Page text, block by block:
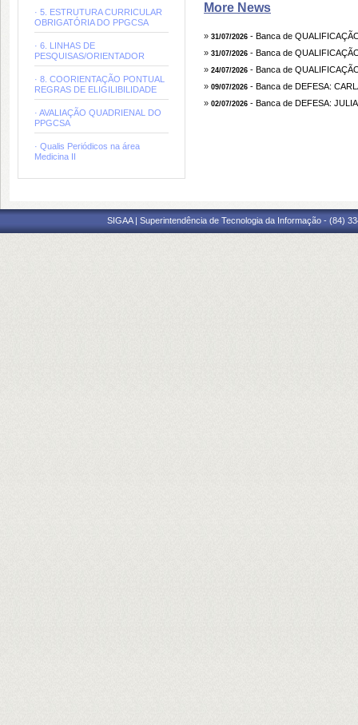
· 5. ESTRUTURA CURRICULAR
OBRIGATÓRIA DO PPGCSA
· 6. LINHAS DE
PESQUISAS/ORIENTADOR
· 8. COORIENTAÇÃO PONTUAL 
REGRAS DE ELIGILIBILIDADE
· AVALIAÇÃO QUADRIENAL DO
PPGCSA
· Qualis Periódicos na área
Medicina II
More News
» 31/07/2026 - Banca de
» 31/07/2026 - Banca de
» 24/07/2026 - Banca de
» 09/07/2026 - Banca de DEFESA:
» 02/07/2026 - Banca de DEFESA:
SIGAA | Superintendência de Tecnologia da Informação - (84)